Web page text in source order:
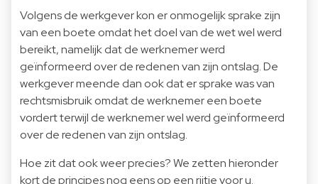
Volgens de werkgever kon er onmogelijk sprake zijn
van een boete omdat het doel van de wet wel werd
bereikt, namelijk dat de werknemer werd
geïnformeerd over de redenen van zijn ontslag. De
werkgever meende dan ook dat er sprake was van
rechtsmisbruik omdat de werknemer een boete
vordert terwijl de werknemer wel werd geïnformeerd
over de redenen van zijn ontslag.
Hoe zit dat ook weer precies? We zetten hieronder
kort de principes nog eens op een rijtje voor u.